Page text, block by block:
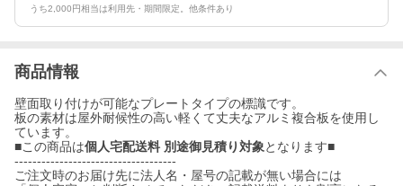
うち2,000円相当は利用先・期間限定。他条件あり
商品情報
壁面取り付けが可能なプレートタイプの標識です。
板の素材は屋外耐候性の高い軽くて丈夫なアルミ複合板を使用し
ています。
■この商品は個人宅配送料 別途御見積り対象となります■
------------------------------------
ご注文時のお届け先に法人名・屋号の記載が無い場合には